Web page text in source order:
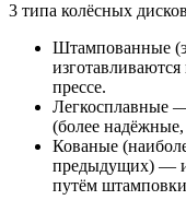
3 типа колёсных
Штампованные
прессе.
Легкосплавные
(более
Кованые
предыдущих) —
путём